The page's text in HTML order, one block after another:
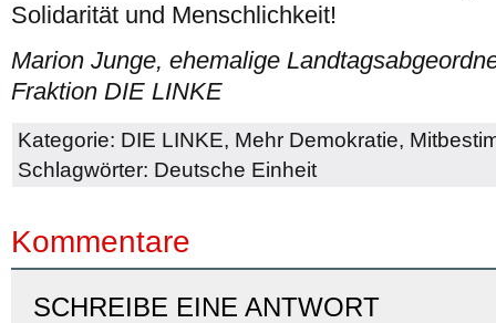
Solidarität und Menschlichkeit!
Marion Junge, ehemalige
Fraktion DIE LINKE
Kategorie: DIE LINKE, Mehr Demokratie,
Schlagwörter: Deutsche Einheit
Kommentare
SCHREIBE EINE ANTWORT